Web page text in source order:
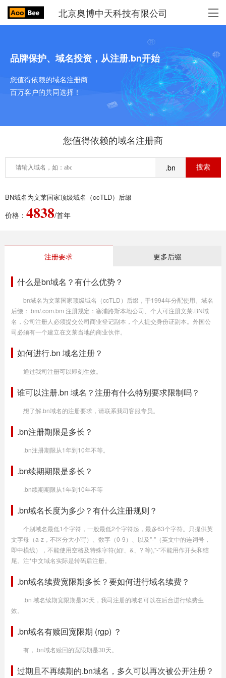
北京奥博中天科技有限公司
品牌保护、域名投资，从注册.bn开始
您值得依赖的域名注册商
百万客户的共同选择！
您值得依赖的域名注册商
.bn
BN域名为文莱国家顶级域名（ccTLD）后缀
价格： 4838/首年
注册要求 更多后缀
什么是bn域名？有什么优势？
bn域名为文莱国家顶级域名（ccTLD）后缀，于1994年分配使用。域名
后缀：.bm/.com.bm 注册规定：塞浦路斯本地公司、个人可注册文莱.BN域
名，公司注册人必须提交公司商业登记副本，个人提交身份证副本。外国公
司必须有一个建立在文莱当地的商业伙伴。
如何进行.bn 域名注册？
通过我司注册可以即刻生效。
谁可以注册.bn 域名？注册有什么特别要求限制吗？
想了解.bn域名的注册要求，请联系我司客服专员。
.bn注册期限是多长？
.bn注册期限从1年到10年不等。
.bn续期期限是多长？
.bn续期期限从1年到10年不等
.bn域名长度为多少？有什么注册规则？
个别域名最低1个字符，一般最低2个字符起，最多63个字符。只提供英
文字母（a-z，不区分大小写）、数字（0-9）、以及"-"（英文中的连词号，
即中横线），不能使用空格及特殊字符(如!、&、? 等),"-"不能用作开头和结
尾。注*中文域名实际是转码后注册。
.bn域名续费宽限期多长？要如何进行域名续费？
.bn 域名续期宽限期是30天，我司注册的域名可以在后台进行续费生
效。
.bn域名有赎回宽限期 (rgp) ？
有，.bn域名赎回的宽限期是30天。
过期且不再续期的.bn域名，多久可以再次被公开注册？